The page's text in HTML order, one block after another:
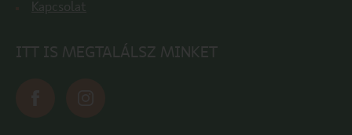
Kapcsolat
ITT IS MEGTALÁLSZ MINKET